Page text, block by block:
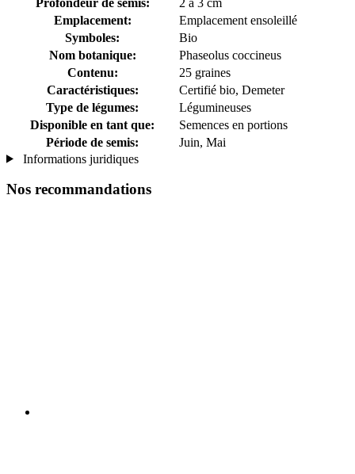
Emplacement:
Emplacement ensoleillé
Symboles:
Bio
Nom botanique:
Phaseolus coccineus
Contenu:
25 graines
Caractéristiques:
Certifié bio, Demeter
Type de légumes:
Légumineuses
Disponible en tant que:
Semences en portions
Période de semis:
Juin, Mai
Informations juridiques
Nos recommandations